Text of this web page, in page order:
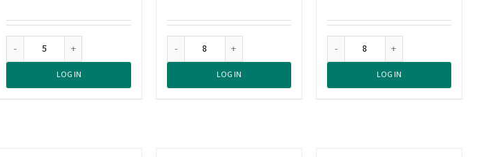
Neutral
LOG IN
Robijn
Jasmijn
LOG IN
Robijn
PinkLOG IN